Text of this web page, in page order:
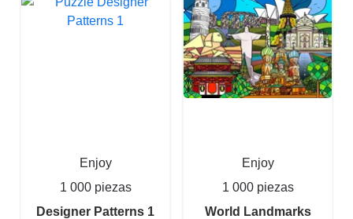
Enjoy
1 000 piezas
Designer Patterns 1
Enjoy
1 000 piezas
World Landmarks